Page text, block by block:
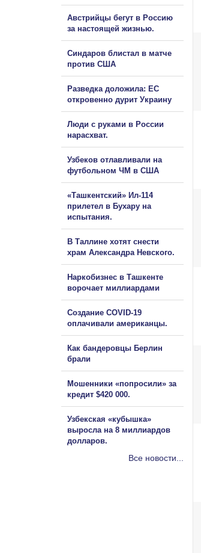
Австрийцы бегут в Россию
за настоящей жизнью.
Синдаров блистал в матче
против США
Разведка доложила: ЕС
откровенно дурит Украину
Люди с руками в России
нарасхват.
Узбеков отлавливали на
футбольном ЧМ в США
«Ташкентский» Ил-114
прилетел в Бухару на
испытания.
В Таллине хотят снести
храм Александра Невского.
Наркобизнес в Ташкенте
ворочает миллиардами
Создание COVID-19
оплачивали американцы.
Как бандеровцы Берлин
брали
Мошенники «попросили» за
кредит $420 000.
Узбекская «кубышка»
выросла на 8 миллиардов
долларов.
Все новости...